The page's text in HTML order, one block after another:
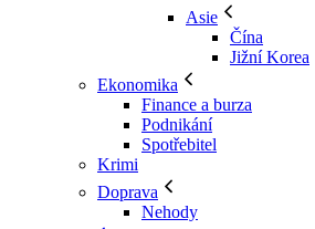
Asie
Čína
Jižní Korea
Ekonomika
Finance a burza
Podnikání
Spotřebitel
Krimi
Doprava
Nehody